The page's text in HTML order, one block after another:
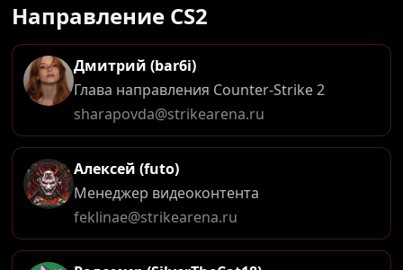
Направление CS2
Дмитрий (bar6i)
Глава направления Counter-Strike 2
sharapovda@strikearena.ru
Алексей (futo)
Менеджер видеоконтента
feklinae@strikearena.ru